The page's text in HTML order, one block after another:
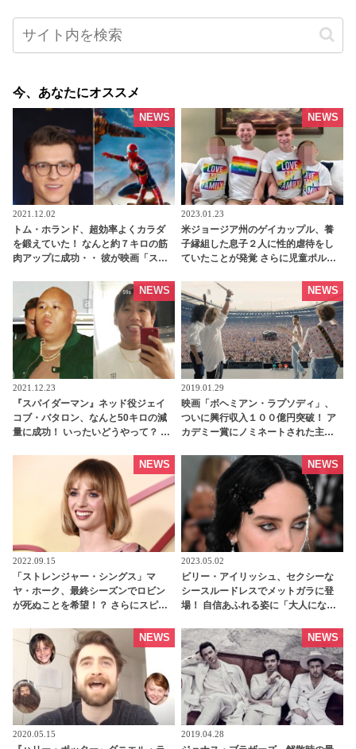
今、あなたにオススメ
2021.12.02
トム・ホランド、超効率よくカラダ
を鍛えていた！ なんと約７キロの筋
肉アップに成功・・ 彼が映画「スパ
のトレーニング方法とは？ -
tvgroove
NEWS
2023.01.23
米ジョージア州のゲイカップル、養
子縁組した息子２人に性的虐待をし
ていたことが発覚 さらに児童ポルノ
れる 有罪となれば終身刑の可能性も -
tvgroove
NEWS
2021.12.23
『スパイダーマン』ネッド役ジェイ
コブ・バタロン、なんと50キロの減
量に成功！ いったいどうやって？ 彼
法が明らかに - tvgroove
NEWS
2019.01.29
映画「ボヘミアン・ラプソディ」、
ついに興行収入１００億円突破！ ア
カデミー賞にノミネートされた主演
ントが到着 | tvgroove
NEWS
2022.09.15
「ストレンジャー・シングス」マ
ヤ・ホーク、最終シーズンでロビン
が死ぬことを希望！？ さらにスピン
す「あの人が出演するなら・・」 -
tvgroove
NEWS
2023.05.02
ビリー・アイリッシュ、セクシーな
シースルードレスでメットガラに登
場！ 自信あふれる姿に「大人になっ
tvgroove
NEWS
2020.05.15
NEWS
2019.04.28
NEWS